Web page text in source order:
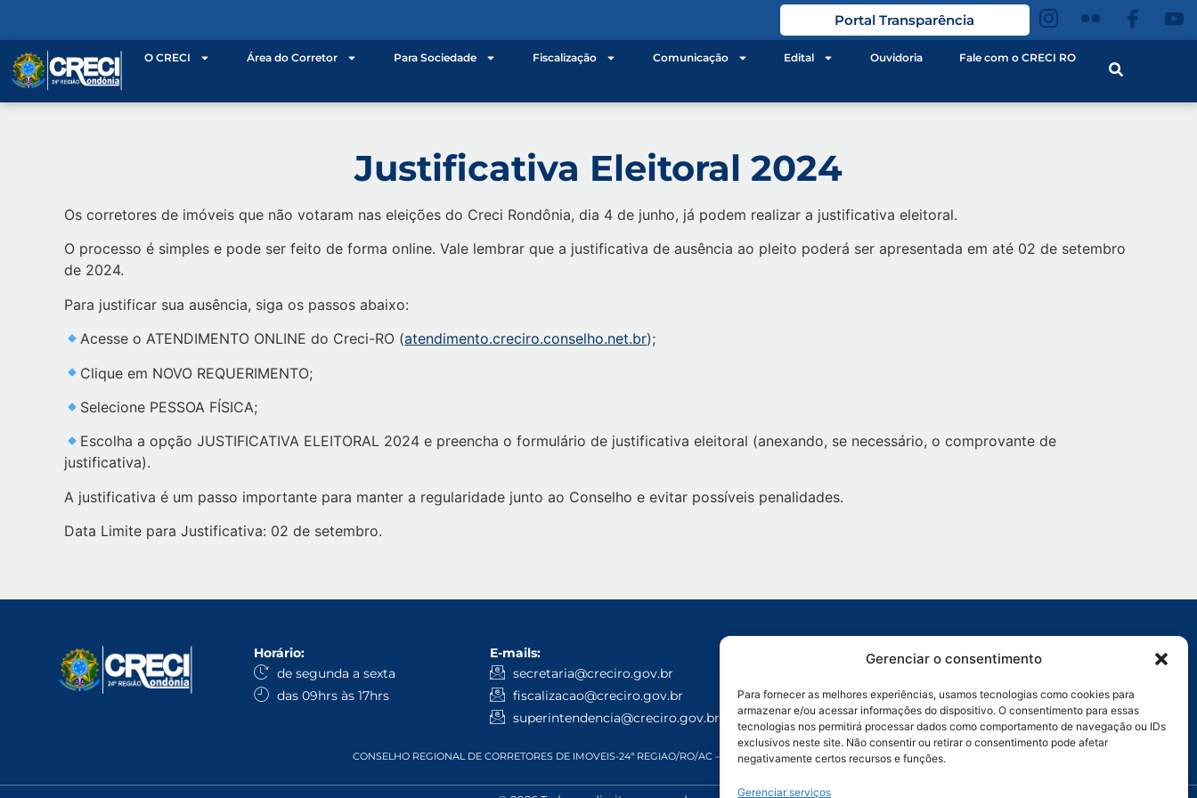
Gerenciar o consentimento
Para fornecer as melhores experiências, usamos tecnologias como cookies para
armazenar e/ou acessar informações do dispositivo. O consentimento para essas
tecnologias nos permitirá processar dados como comportamento de navegação ou IDs
exclusivos neste site. Não consentir ou retirar o consentimento pode afetar
negativamente certos recursos e funções.
Gerenciar serviços
Portal Transparência
O CRECI Área do Corretor Para Sociedade Fiscalização Comunicação Edital Ouvidoria Fale com o CRECI RO
Justificativa Eleitoral 2024
Os corretores de imóveis que não votaram nas eleições do Creci Rondônia, dia 4 de junho, já podem realizar a justificativa eleitoral.
O processo é simples e pode ser feito de forma online. Vale lembrar que a justificativa de ausência ao pleito poderá ser apresentada em até 02 de setembro
de 2024.
Para justificar sua ausência, siga os passos abaixo:
Acesse o ATENDIMENTO ONLINE do Creci-RO (atendimento.creciro.conselho.net.br);
Clique em NOVO REQUERIMENTO;
Selecione PESSOA FÍSICA;
Escolha a opção JUSTIFICATIVA ELEITORAL 2024 e preencha o formulário de justificativa eleitoral (anexando, se necessário, o comprovante de
justificativa).
A justificativa é um passo importante para manter a regularidade junto ao Conselho e evitar possíveis penalidades.
Data Limite para Justificativa: 02 de setembro.
Horário:
de segunda a sexta
das 09hrs às 17hrs
E-mails:
secretaria@creciro.gov.br
fiscalizacao@creciro.gov.br
superintendencia@creciro.gov.br
3224-1008
Fiscalização: (69) 9 9971-4468
Ligação:
Ji-Paraná: (69) 9 9914-3135
Vilhena: (69) 9 9950-7654
CONSELHO REGIONAL DE CORRETORES DE IMOVEIS-24ª REGIAO/RO/AC – CNPJ: 05.968.813/0001-93